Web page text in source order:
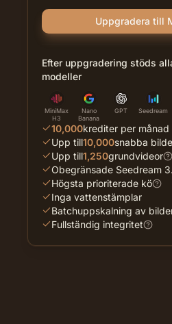
Uppgradera till
Efter uppgradering stöds
modeller
MiniMax
H3
Nano
Banana
GPT Seedream
10,000krediter per månad
Upp till10,000snabba
Upp till1,250grundvideor
Obegränsade Seedream
Högsta prioriterade kö
Inga vattenstämplar
Batchuppskalning av
Fullständig integritet